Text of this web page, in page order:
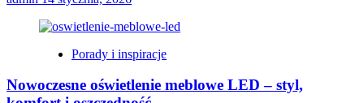
Porady i inspiracje
Nowoczesne oświetlenie meblowe LED – styl,